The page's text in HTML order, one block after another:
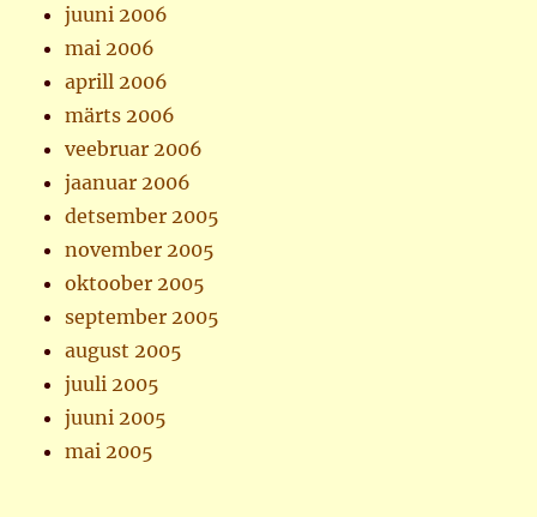
juuni 2006
mai 2006
aprill 2006
märts 2006
veebruar 2006
jaanuar 2006
detsember 2005
november 2005
oktoober 2005
september 2005
august 2005
juuli 2005
juuni 2005
mai 2005